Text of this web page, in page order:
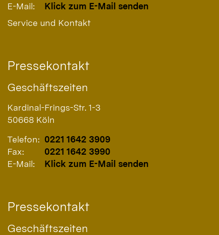
E-Mail:
Klick zum E-Mail senden
Service und Kontakt
Pressekontakt
Geschäftszeiten
Kardinal-Frings-Str. 1-3
50668 Köln
Telefon: 0221 1642 3909
Fax:
0221 1642 3990
E-Mail:
Klick zum E-Mail senden
Pressekontakt
Geschäftszeiten